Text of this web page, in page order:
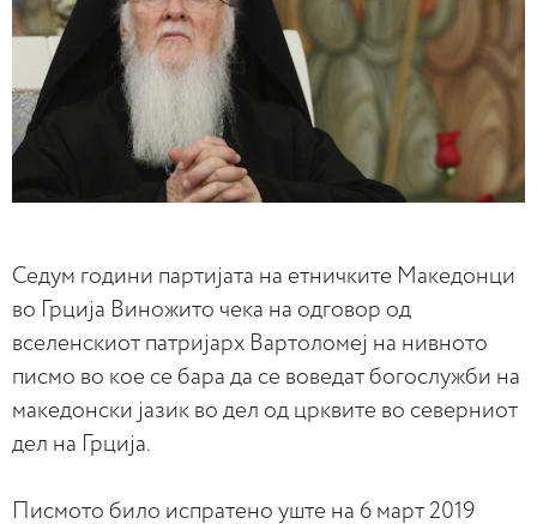
Седум години партијата на етничките Македонци
во Грција Виножито чека на одговор од
вселенскиот патријарх Вартоломеј на нивното
писмо во кое се бара да се воведат богослужби на
македонски јазик во дел од црквите во северниот
дел на Грција.
Писмото било испратено уште на 6 март 2019